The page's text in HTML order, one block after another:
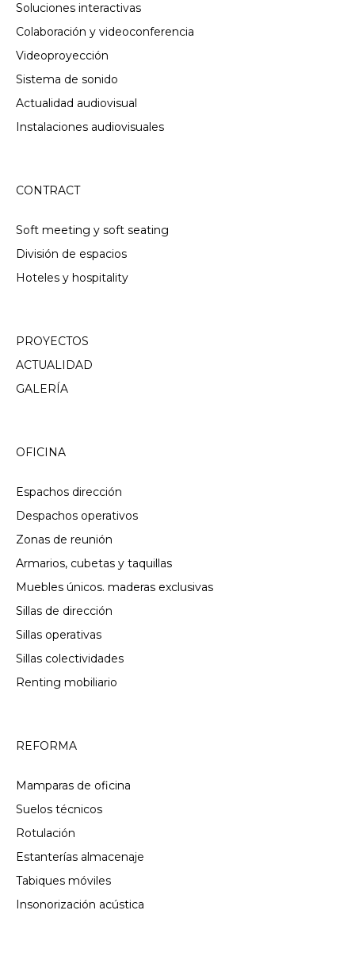
Soluciones interactivas
Colaboración y videoconferencia
Videoproyección
Sistema de sonido
Actualidad audiovisual
Instalaciones audiovisuales
CONTRACT
Soft meeting y soft seating
División de espacios
Hoteles y hospitality
PROYECTOS
ACTUALIDAD
GALERÍA
OFICINA
Espachos dirección
Despachos operativos
Zonas de reunión
Armarios, cubetas y taquillas
Muebles únicos. maderas exclusivas
Sillas de dirección
Sillas operativas
Sillas colectividades
Renting mobiliario
REFORMA
Mamparas de oficina
Suelos técnicos
Rotulación
Estanterías almacenaje
Tabiques móviles
Insonorización acústica